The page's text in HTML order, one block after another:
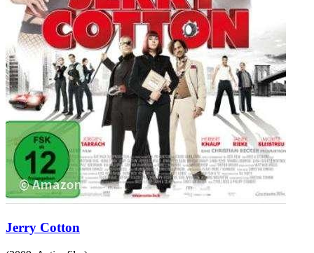
Jerry Cotton